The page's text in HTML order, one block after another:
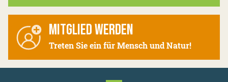
MITGLIED WERDEN
Treten Sie ein für Mensch und Natur!